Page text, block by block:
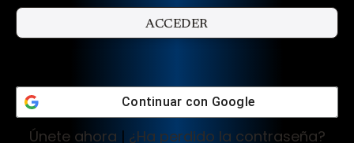
Continuar con Google
Únete ahora | ¿Ha perdido la contraseña?